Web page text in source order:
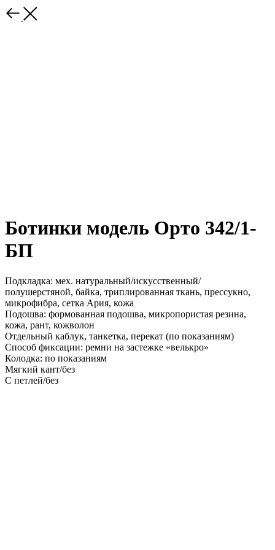
Ботинки модель Орто 342/1-
БП
Подкладка: мех. натуральный/искусственный/
полушерстяной, байка, триплированная ткань, прессукно,
микрофибра, сетка Ария, кожа
Подошва: формованная подошва, микропористая резина,
кожа, рант, кожволон
Отдельный каблук, танкетка, перекат (по показаниям)
Способ фиксации: ремни на застежке «велькро»
Колодка: по показаниям
Мягкий кант/без
С петлей/без